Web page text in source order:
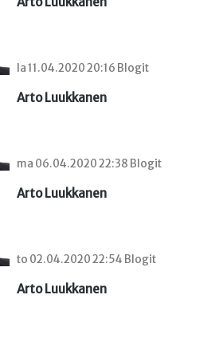
la 11.04.2020 20:16 Blogit
Arto Luukkanen
ma 06.04.2020 22:38 Blogit
Arto Luukkanen
to 02.04.2020 22:54 Blogit
Arto Luukkanen